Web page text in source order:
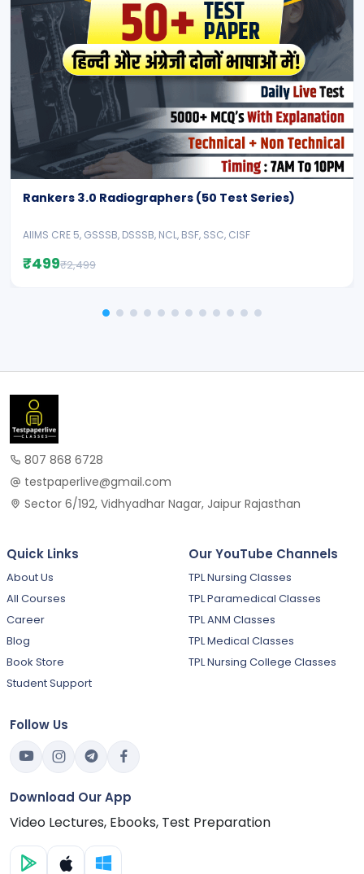
Rankers 3.0 Radiographers (50 Test Series)
AIIMS CRE 5, GSSSB, DSSSB, NCL, BSF, SSC, CISF
₹499₹2,499
807 868 6728
testpaperlive@gmail.com
Sector 6/192, Vidhyadhar Nagar, Jaipur Rajasthan
Quick Links
About Us
All Courses
Career
Blog
Book Store
Student Support
Our YouTube Channels
TPL Nursing Classes
TPL Paramedical Classes
TPL ANM Classes
TPL Medical Classes
TPL Nursing College Classes
Follow Us
Download Our App
Video Lectures, Ebooks, Test Preparation